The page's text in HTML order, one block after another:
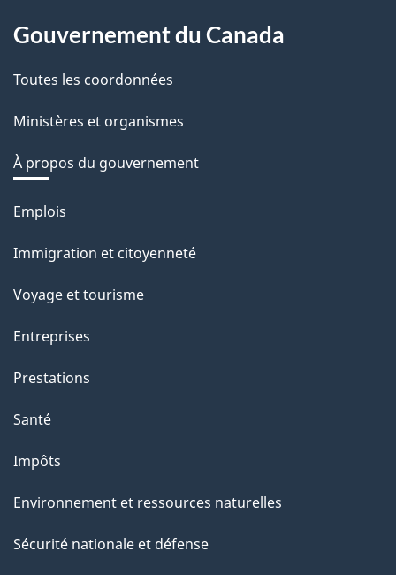
Gouvernement du Canada
Toutes les coordonnées
Ministères et organismes
À propos du gouvernement
Thèmes
sujets
Emplois
Immigration et citoyenneté
Voyage et tourisme
Entreprises
Prestations
Santé
Impôts
Environnement et ressources naturelles
Sécurité nationale et défense